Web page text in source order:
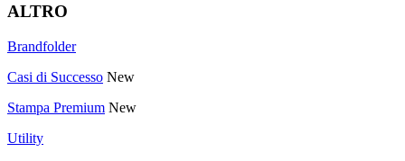
ALTRO
Brandfolder
Casi di Successo New
Stampa Premium New
Utility